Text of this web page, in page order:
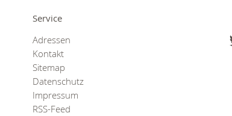
Service
Adressen
Kontakt
Sitemap
Datenschutz
Impressum
RSS-Feed